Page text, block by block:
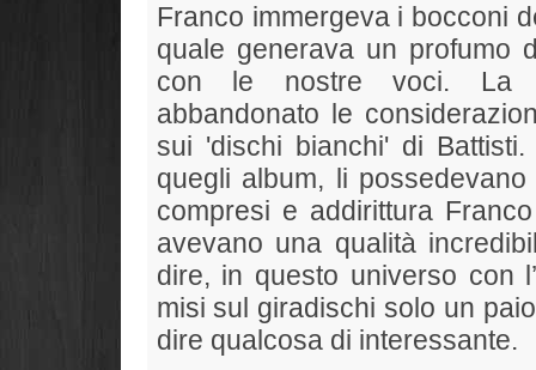
Franco immergeva i bocconi
quale generava un profumo
con le nostre voci. La
abbandonato le
sui 'dischi bianchi' di
quegli album, li
compresi e addirittura
avevano una qualità
dire, in questo universo con
misi sul giradischi solo un
dire qualcosa di interessante.